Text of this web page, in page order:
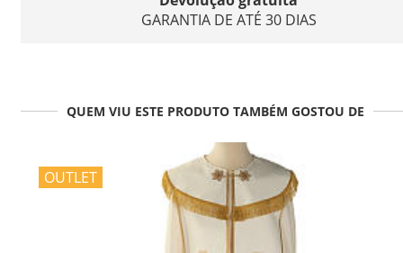
GARANTIA DE ATÉ 30 DIAS
QUEM VIU ESTE PRODUTO TAMBÉM GOSTOU DE
OUTLET